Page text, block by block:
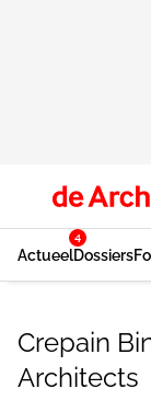
Actueel
4
Dossiers
Crepain
Architects